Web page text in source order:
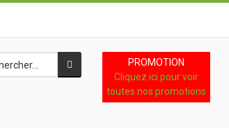
PROMOTION
Cliquez ici pour voir
toutes nos promotions